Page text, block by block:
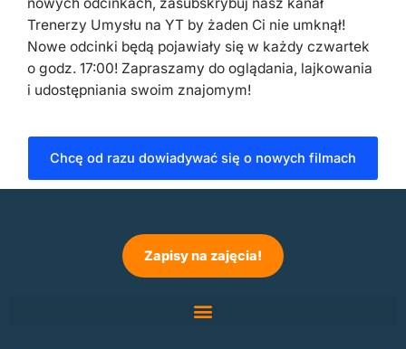
Trenerzy Umysłu na YT by żaden Ci nie umknął!
Nowe odcinki będą pojawiały się w każdy czwartek
o godz. 17:00! Zapraszamy do oglądania, lajkowania
i udostępniania swoim znajomym!
Chcę od razu dowiadywać się o nowych filmach
Zapisy na zajęcia!